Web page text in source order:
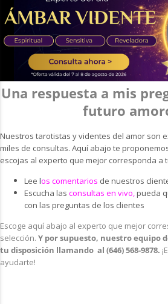
Una respuesta a mis
futuro
Nuestros tarotistas y videntes del amor son
miles de consultas. Aquí abajo te
escojas al experto que mejor corresponda a
Lee los comentarios de nuestros
Escucha las consultas en vivo,pueda
con las preguntas de los clientes
Escoge aquí abajo al experto que mejor
selección. Y por supuesto, nuestro equipo
tu disposición llamando al (646) 568-9878.
ayudarte!